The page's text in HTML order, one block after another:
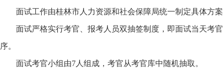
面试工作由桂林市人力资源和社会保障局统一制定具体方案
面试严格实行考官、报考人员双抽签制度，即面试当天考
序。
面试考官小组由7人组成，考官从考官库中随机抽取。